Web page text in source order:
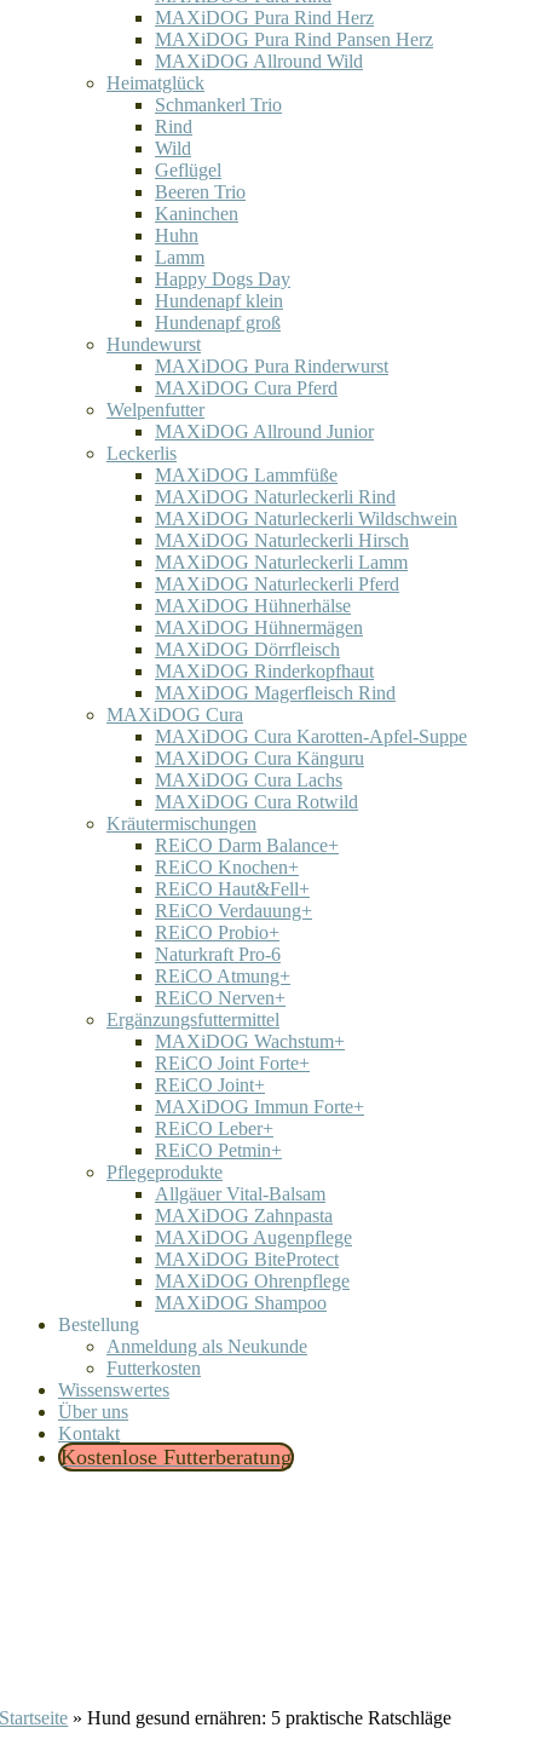
MAXiDOG Pura Rind Herz
MAXiDOG Pura Rind Pansen Herz
MAXiDOG Allround Wild
Heimatglück
Schmankerl Trio
Rind
Wild
Geflügel
Beeren Trio
Kaninchen
Huhn
Lamm
Happy Dogs Day
Hundenapf klein
Hundenapf groß
Hundewurst
MAXiDOG Pura Rinderwurst
MAXiDOG Cura Pferd
Welpenfutter
MAXiDOG Allround Junior
Leckerlis
MAXiDOG Lammfüße
MAXiDOG Naturleckerli Rind
MAXiDOG Naturleckerli Wildschwein
MAXiDOG Naturleckerli Hirsch
MAXiDOG Naturleckerli Lamm
MAXiDOG Naturleckerli Pferd
MAXiDOG Hühnerhälse
MAXiDOG Hühnermägen
MAXiDOG Dörrfleisch
MAXiDOG Rinderkopfhaut
MAXiDOG Magerfleisch Rind
MAXiDOG Cura
MAXiDOG Cura Karotten-Apfel-Suppe
MAXiDOG Cura Känguru
MAXiDOG Cura Lachs
MAXiDOG Cura Rotwild
Kräutermischungen
REiCO Darm Balance+
REiCO Knochen+
REiCO Haut&Fell+
REiCO Verdauung+
REiCO Probio+
Naturkraft Pro-6
REiCO Atmung+
REiCO Nerven+
Ergänzungsfuttermittel
MAXiDOG Wachstum+
REiCO Joint Forte+
REiCO Joint+
MAXiDOG Immun Forte+
REiCO Leber+
REiCO Petmin+
Pflegeprodukte
Allgäuer Vital-Balsam
MAXiDOG Zahnpasta
MAXiDOG Augenpflege
MAXiDOG BiteProtect
MAXiDOG Ohrenpflege
MAXiDOG Shampoo
Bestellung
Anmeldung als Neukunde
Futterkosten
Wissenswertes
Über uns
Kontakt
Kostenlose Futterberatung
Startseite »Hund gesund ernähren: 5 praktische Ratschläge